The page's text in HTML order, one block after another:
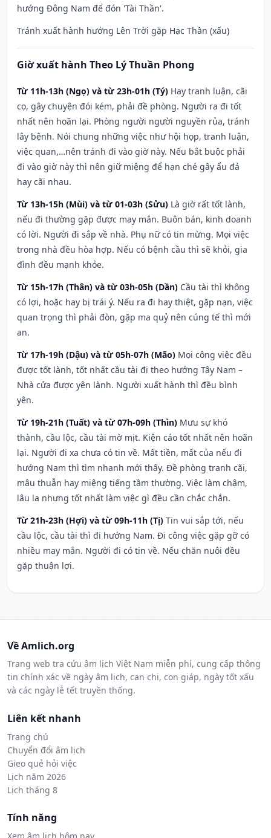
hướng Đông Nam để đón 'Tài Thần'.
Tránh xuất hành hướng Lên Trời gặp Hạc Thần (xấu)
Giờ xuất hành Theo Lý Thuần Phong
Từ 11h-13h (Ngọ) và từ 23h-01h (Tý) Hay tranh luận, cãi
cọ, gây chuyện đói kém, phải đề phòng. Người ra đi tốt
nhất nên hoãn lại. Phòng người người nguyền rủa, tránh
lây bệnh. Nói chung những việc như hội họp, tranh luận,
việc quan,…nên tránh đi vào giờ này. Nếu bắt buộc phải
đi vào giờ này thì nên giữ miệng để hạn ché gây ẩu đả
hay cãi nhau.
Từ 13h-15h (Mùi) và từ 01-03h (Sửu) Là giờ rất tốt lành,
nếu đi thường gặp được may mắn. Buôn bán, kinh doanh
có lời. Người đi sắp về nhà. Phụ nữ có tin mừng. Mọi việc
trong nhà đều hòa hợp. Nếu có bệnh cầu thì sẽ khỏi, gia
đình đều mạnh khỏe.
Từ 15h-17h (Thân) và từ 03h-05h (Dần) Cầu tài thì không
có lợi, hoặc hay bị trái ý. Nếu ra đi hay thiệt, gặp nạn, việc
quan trọng thì phải đòn, gặp ma quỷ nên cúng tế thì mới
an.
Từ 17h-19h (Dậu) và từ 05h-07h (Mão) Mọi công việc đều
được tốt lành, tốt nhất cầu tài đi theo hướng Tây Nam –
Nhà cửa được yên lành. Người xuất hành thì đều bình
yên.
Từ 19h-21h (Tuất) và từ 07h-09h (Thìn) Mưu sự khó
thành, cầu lộc, cầu tài mờ mịt. Kiện cáo tốt nhất nên hoãn
lại. Người đi xa chưa có tin về. Mất tiền, mất của nếu đi
hướng Nam thì tìm nhanh mới thấy. Đề phòng tranh cãi,
mâu thuẫn hay miệng tiếng tầm thường. Việc làm chậm,
lâu la nhưng tốt nhất làm việc gì đều cần chắc chắn.
Từ 21h-23h (Hợi) và từ 09h-11h (Tị) Tin vui sắp tới, nếu
cầu lộc, cầu tài thì đi hướng Nam. Đi công việc gặp gỡ có
nhiều may mắn. Người đi có tin về. Nếu chăn nuôi đều
gặp thuận lợi.
Về Amlich.org
Trang web tra cứu âm lịch Việt Nam miễn phí, cung cấp thông
tin chính xác về ngày âm lịch, can chi, con giáp, ngày tốt xấu
và các ngày lễ tết truyền thống.
Liên kết nhanh
Trang chủ
Chuyển đổi âm lịch
Gieo quẻ hỏi việc
Lịch năm 2026
Lịch tháng 8
Tính năng